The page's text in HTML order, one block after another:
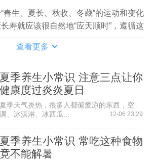
生、夏长、秋收、冬藏”的运动和变化
寿就应该很自然地“应天顺时”，遵循这
胃口不好，容易腹泻，所以应常服健
温高，暑热邪盛，人体心火较旺，
解毒清心火作用的药物，如 酸角、菊
为，按五行规律，夏天心火旺而肺
补养肺肾之阴。可选用枸杞子、百
查看更多
夏季养生小常识 注意三点让你
健康度过炎炎夏日
夏季天气炎热，很多人都偏爱凉的东西，空
调、冰淇淋、冰西瓜...
12-06 23:29
夏季养生小常识 常吃这种食物
竟不能解暑